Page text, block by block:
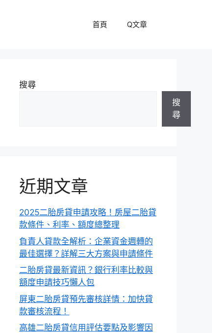
首頁 Q文章
搜尋
搜
尋
近期文章
2025二胎房貸申請攻略！房屋二胎貸
款條件、利率、額度總整理
負責人貸款全解析：企業資金週轉的
最佳選擇？詳解三大方案與申請條件
二胎房貸最新資訊？銀行利率比較與
額度申請技巧懶人包
屏東二胎房貸預先審核詳情：加快貸
款審核流程！
高雄二胎房貸信用評估要點及影響因